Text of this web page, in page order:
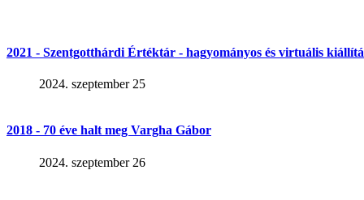
2021 - Szentgotthárdi Értéktár - hagyományos és virtuális
2024. szeptember 25
2018 - 70 éve halt meg Vargha Gábor
2024. szeptember 26